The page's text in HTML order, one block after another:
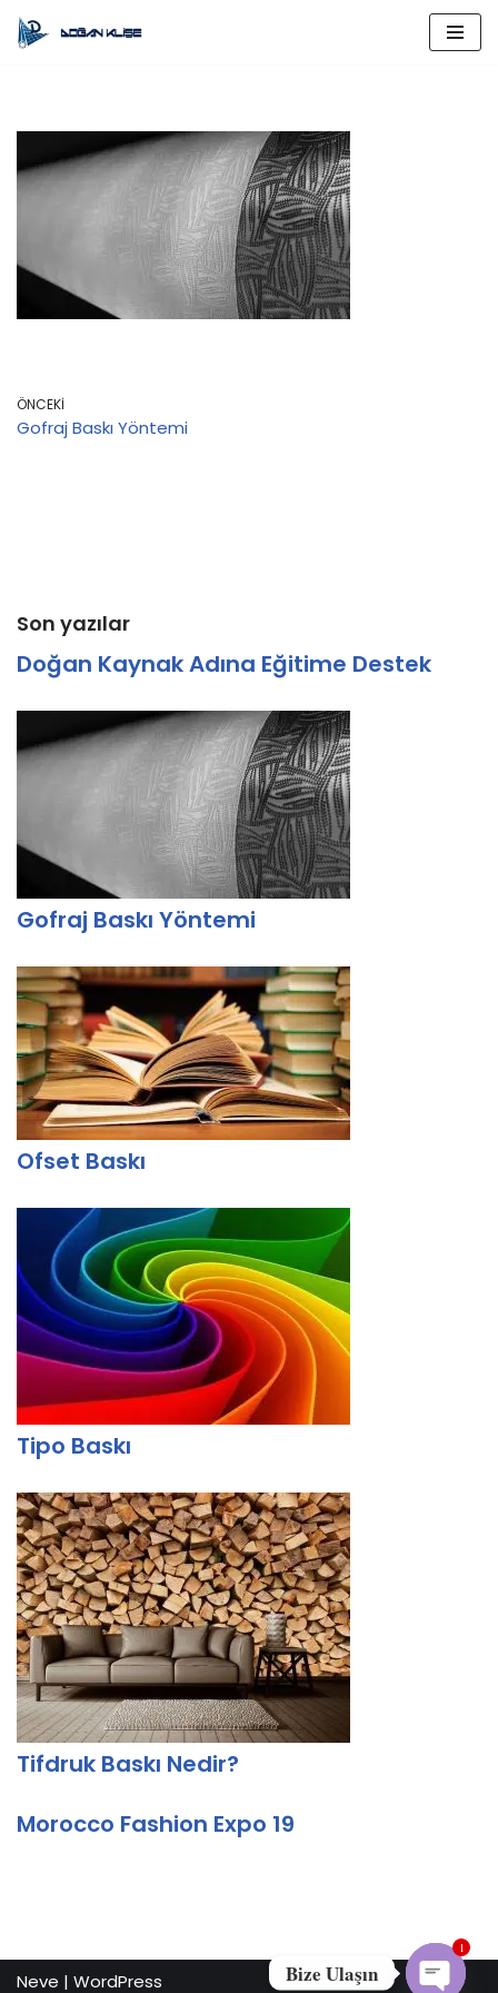
ÖNCEKI
Gofraj Baskı Yöntemi
Son yazılar
Doğan Kaynak Adına Eğitime Destek
Gofraj Baskı Yöntemi
Ofset Baskı
Tipo Baskı
Tifdruk Baskı Nedir?
Morocco Fashion Expo 19
Neve | WordPress Bize Ulaşın
1